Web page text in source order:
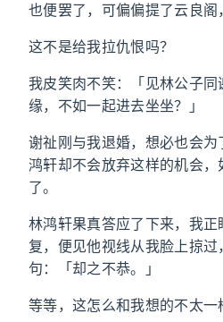
也便罢了，可偏偏提了云良阁
这不是给我拉仇恨吗？
我皮笑肉不笑：「见林公子
缘，不如一起进去坐坐？」
谢祉刚与我退婚，想必也会
鸿轩却不会放弃这样的机会
了。
林鸿轩果真答应了下来，我正
复，便见他视线从我脸上掠
句：「却之不恭。」
等等，这怎么和我想的不太一